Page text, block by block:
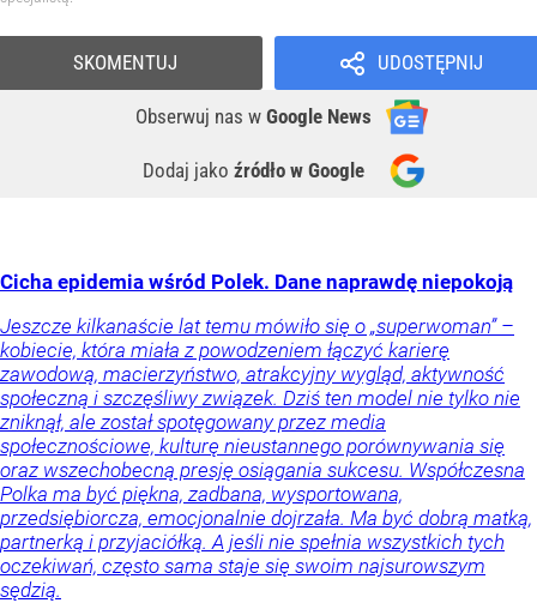
UDOSTĘPNIJ
Obserwuj nas w Google News
Dodaj jako źródło w Google
SKOMENTUJ
Cicha epidemia wśród Polek. Dane naprawdę niepokoją
Jeszcze kilkanaście lat temu mówiło się o „superwoman” –
kobiecie, która miała z powodzeniem łączyć karierę
zawodową, macierzyństwo, atrakcyjny wygląd, aktywność
społeczną i szczęśliwy związek. Dziś ten model nie tylko nie
zniknął, ale został spotęgowany przez media
społecznościowe, kulturę nieustannego porównywania się
oraz wszechobecną presję osiągania sukcesu. Współczesna
Polka ma być piękna, zadbana, wysportowana,
przedsiębiorcza, emocjonalnie dojrzała. Ma być dobrą matką,
partnerką i przyjaciółką. A jeśli nie spełnia wszystkich tych
oczekiwań, często sama staje się swoim najsurowszym
sędzią.